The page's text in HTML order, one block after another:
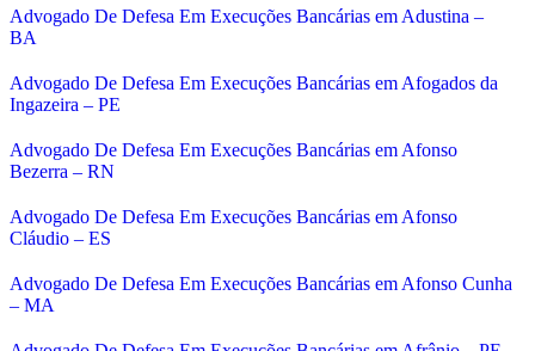
Advogado De Defesa Em Execuções Bancárias em Adustina –
BA
Advogado De Defesa Em Execuções Bancárias em Afogados da
Ingazeira – PE
Advogado De Defesa Em Execuções Bancárias em Afonso
Bezerra – RN
Advogado De Defesa Em Execuções Bancárias em Afonso
Cláudio – ES
Advogado De Defesa Em Execuções Bancárias em Afonso Cunha
– MA